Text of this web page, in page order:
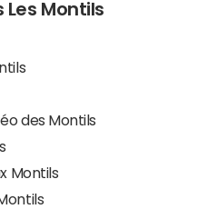
Les Montils
des Montils
Montils